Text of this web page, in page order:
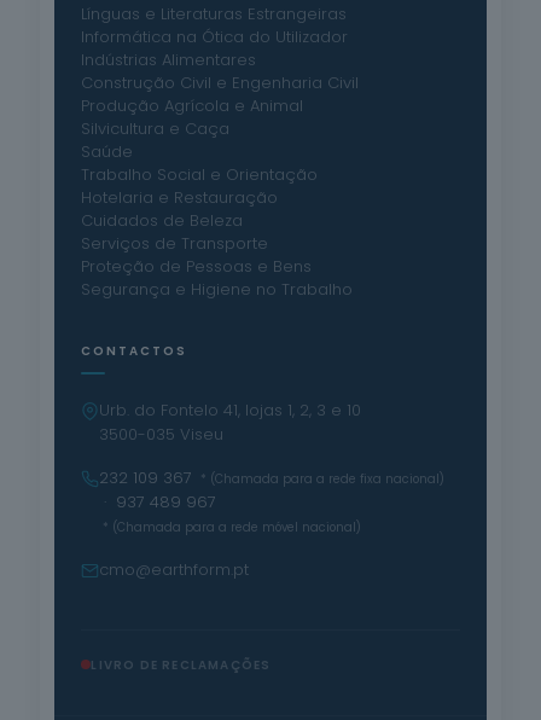
Línguas e Literaturas Estrangeiras
Informática na Ótica do Utilizador
Indústrias Alimentares
Construção Civil e Engenharia Civil
Produção Agrícola e Animal
Silvicultura e Caça
Saúde
Trabalho Social e Orientação
Hotelaria e Restauração
Cuidados de Beleza
Serviços de Transporte
Proteção de Pessoas e Bens
Segurança e Higiene no Trabalho
CONTACTOS
Urb. do Fontelo 41, lojas 1, 2, 3 e 10
3500-035 Viseu
232 109 367
* (Chamada para a rede fixa nacional)
· 937 489 967
* (Chamada para a rede móvel nacional)
cmo@earthform.pt
LIVRO DE RECLAMAÇÕES